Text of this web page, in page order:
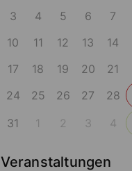
3
4 5 6 7
10
11 12 13 14
17
18 19 20 21
24
25 26 27 28
31
1 2 3 4
Veranstaltungen